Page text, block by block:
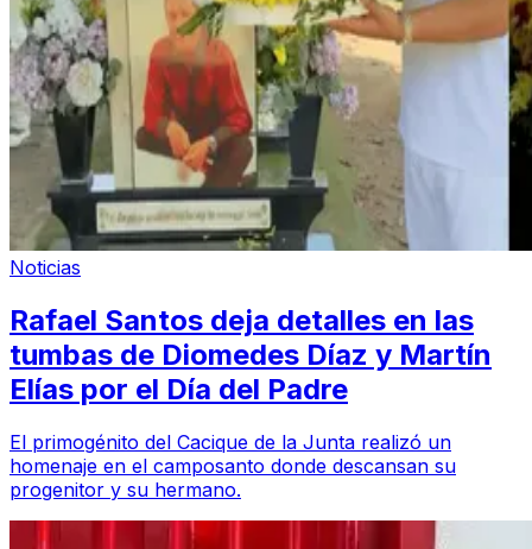
Noticias
Rafael Santos deja detalles en las
tumbas de Diomedes Díaz y Martín
Elías por el Día del Padre
El primogénito del Cacique de la Junta realizó un
homenaje en el camposanto donde descansan su
progenitor y su hermano.